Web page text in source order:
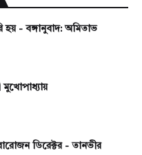
হয় - বঙ্গানুবাদ: অমিতাভ
মুখোপাধ্যায়
ডিরেক্টর - তানভীর